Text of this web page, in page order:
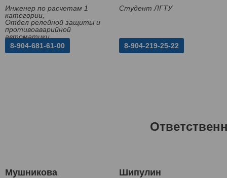
Инженер по расчетам 1
категории,
Отдел релейной защиты и
противоаварийной
автоматики
8-904-681-61-00
Студент ЛГТУ
8-904-219-25-22
Мушникова
Шипулин